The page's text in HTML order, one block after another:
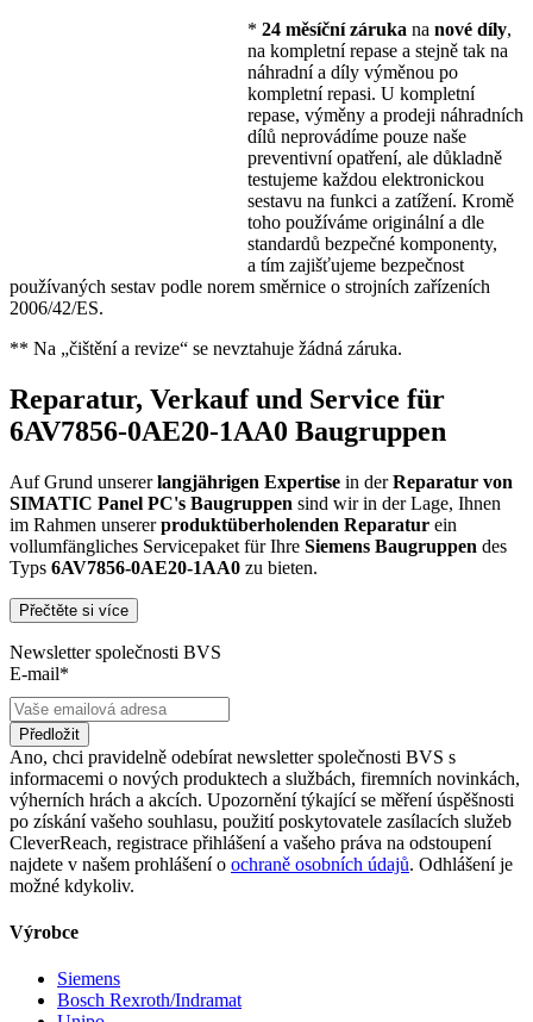
* 24 měsíční záruka na nové díly,
na kompletní repase a stejně tak na
náhradní a díly výměnou po
kompletní repasi. U kompletní
repase, výměny a prodeji náhradních
dílů neprovádíme pouze naše
preventivní opatření, ale důkladně
testujeme každou elektronickou
sestavu na funkci a zatížení. Kromě
toho používáme originální a dle
standardů bezpečné komponenty,
a tím zajišťujeme bezpečnost
používaných sestav podle norem směrnice o strojních zařízeních
2006/42/ES.
** Na „čištění a revize“ se nevztahuje žádná záruka.
Reparatur, Verkauf und Service für
6AV7856-0AE20-1AA0 Baugruppen
Auf Grund unsererlangjährigen Expertise in derReparatur von
SIMATIC Panel PC's Baugruppen sind wir in der Lage, Ihnen
im Rahmen unsererproduktüberholenden Reparatur ein
vollumfängliches Servicepaket für Ihre Siemens Baugruppen des
Typs 6AV7856-0AE20-1AA0 zu bieten.
Dies unterscheidet unsere
konventionellen Reparaturen:
oder einem höheren Verschleiß unterliegen
Anlehnung unserer Reparatur an die EG-
Maschinenrichtlinie 2006/42/EG
Austausch aller Komponenten, die als Schwachstellen
identifiziert werden und somit ein Sicherheitsrisiko für die
Maschine und deren Betreiber darstellen
Ausschließliche Verwendung der vom Hersteller oder
Gesetzgeber neuen & zugelassenen Komponenten
Überprüfung aller relevanten Funktionen in Form von
Mit unserer
unseremzertifizierten Reparaturprozess
Qualität zu priorisieren.
Přečtěte si více
Newsletter společnosti BVS
E-mail*
Předložit
Ano, chci pravidelně odebírat newsletter společnosti BVS s
informacemi o nových produktech a službách, firemních novinkách,
výherních hrách a akcích. Upozornění týkající se měření úspěšnosti
po získání vašeho souhlasu, použití poskytovatele zasílacích služeb
CleverReach, registrace přihlášení a vašeho práva na odstoupení
najdete v našem prohlášení o ochraně osobních údajů. Odhlášení je
možné kdykoliv.
Výrobce
Siemens
Bosch Rexroth/Indramat